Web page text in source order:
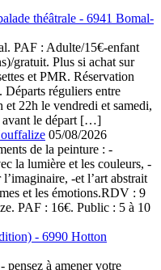
théâtrale - 6941 Bomal-
PAF : Adulte/15€-enfant
gratuit. Plus si achat sur
et PMR. Réservation
réguliers entre
22h le vendredi et samedi,
avant le départ […]
05/08/2026
de la peinture : -
la lumière et les couleurs, -
-et l’art abstrait
et les émotions.RDV : 9
PAF : 16€. Public : 5 à 10
- 6990 Hotton
à amener votre